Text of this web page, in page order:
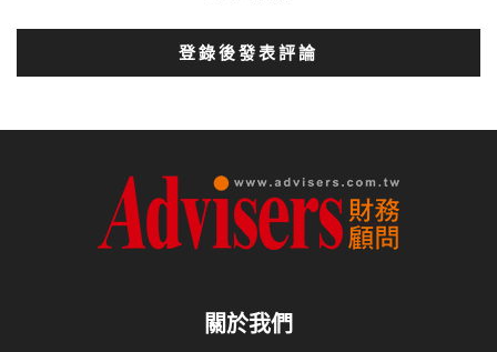
登錄後發表評論
關於我們